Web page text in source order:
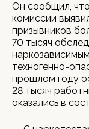
Он сообщил,
комиссии
призывников
70 тысяч
техногенно-
прошлом году
28 тысяч
оказались в